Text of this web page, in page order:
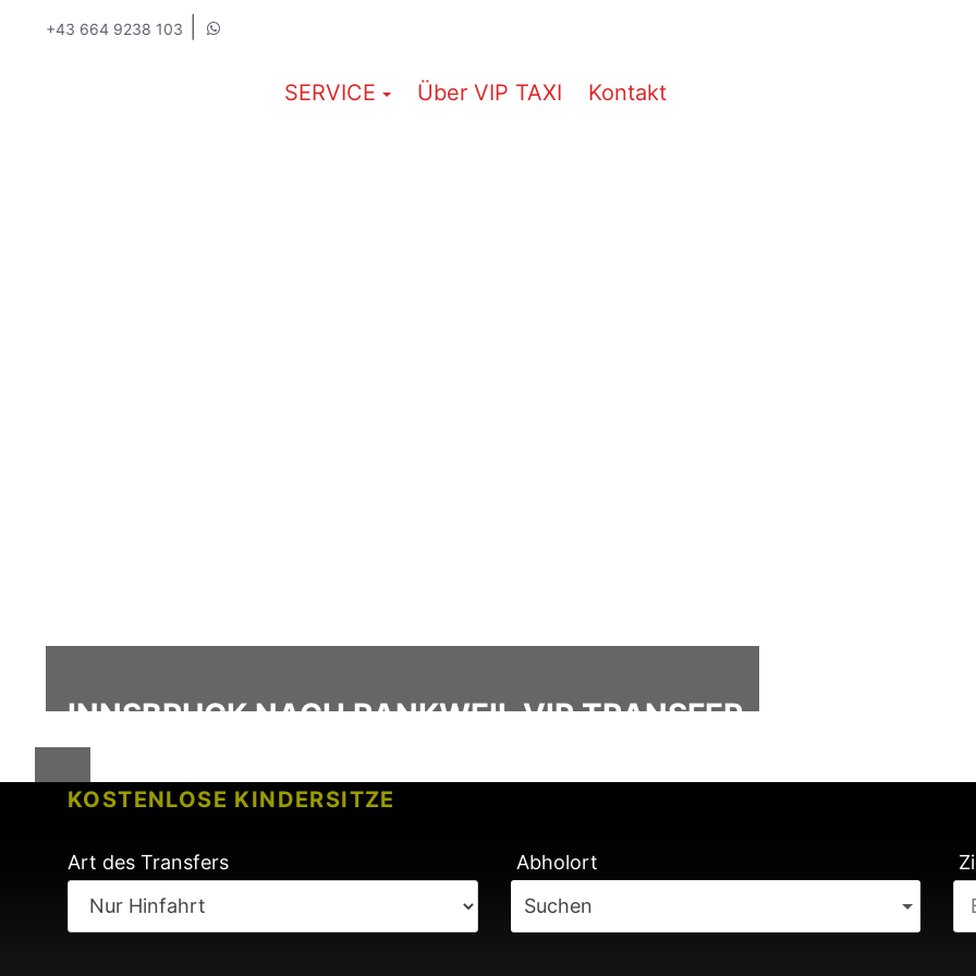
+43 664 9238 103
SERVICE Über VIP TAXI Kontakt
KOSTENLOSE KINDERSITZE
KEINE GEBÜHREN BEI FLUGVERSPÄTUNG
Art des Transfers
Abholort
Suchen
INNSBRUCK NACH RANKWEIL VIP TRANSFER